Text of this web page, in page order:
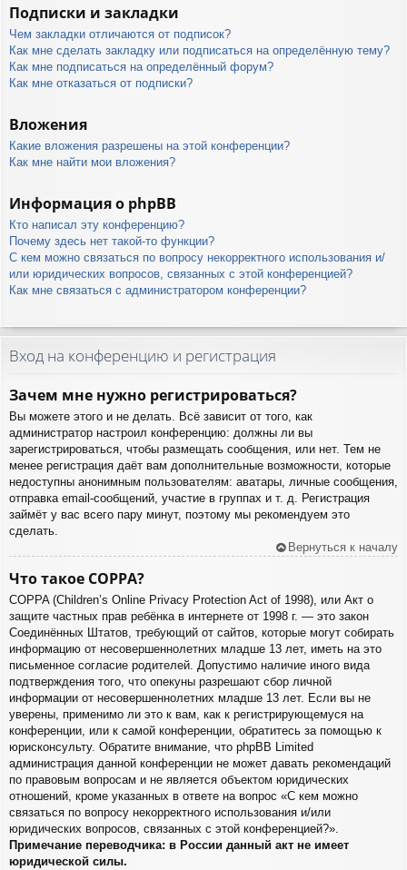
Подписки и закладки
Чем закладки отличаются от подписок?
Как мне сделать закладку или подписаться на определённую тему?
Как мне подписаться на определённый форум?
Как мне отказаться от подписки?
Вложения
Какие вложения разрешены на этой конференции?
Как мне найти мои вложения?
Информация о phpBB
Кто написал эту конференцию?
Почему здесь нет такой-то функции?
С кем можно связаться по вопросу некорректного использования и/
или юридических вопросов, связанных с этой конференцией?
Как мне связаться с администратором конференции?
Вход на конференцию и регистрация
Зачем мне нужно регистрироваться?
Вы можете этого и не делать. Всё зависит от того, как
администратор настроил конференцию: должны ли вы
зарегистрироваться, чтобы размещать сообщения, или нет. Тем не
менее регистрация даёт вам дополнительные возможности, которые
недоступны анонимным пользователям: аватары, личные сообщения,
отправка email-сообщений, участие в группах и т. д. Регистрация
займёт у вас всего пару минут, поэтому мы рекомендуем это
сделать.
Вернуться к началу
Что такое COPPA?
COPPA (Children’s Online Privacy Protection Act of 1998), или Акт о
защите частных прав ребёнка в интернете от 1998 г. — это закон
Соединённых Штатов, требующий от сайтов, которые могут собирать
информацию от несовершеннолетних младше 13 лет, иметь на это
письменное согласие родителей. Допустимо наличие иного вида
подтверждения того, что опекуны разрешают сбор личной
информации от несовершеннолетних младше 13 лет. Если вы не
уверены, применимо ли это к вам, как к регистрирующемуся на
конференции, или к самой конференции, обратитесь за помощью к
юрисконсульту. Обратите внимание, что phpBB Limited
администрация данной конференции не может давать рекомендаций
по правовым вопросам и не является объектом юридических
отношений, кроме указанных в ответе на вопрос «С кем можно
связаться по вопросу некорректного использования и/или
юридических вопросов, связанных с этой конференцией?».
Примечание переводчика: в России данный акт не имеет
юридической силы.